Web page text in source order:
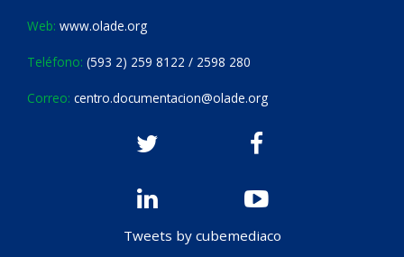
Web: www.olade.org
Teléfono: (593 2) 259 8122 / 2598 280
Correo: centro.documentacion@olade.org
Tweets by cubemediaco